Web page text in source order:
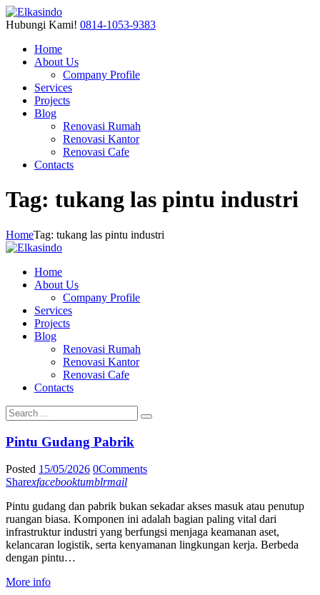
Hubungi Kami! 0814-1053-9383
Home
About Us
Company Profile
Services
Projects
Blog
Renovasi Rumah
Renovasi Kantor
Renovasi Cafe
Contacts
Tag: tukang las pintu industri
HomeTag: tukang las pintu industri
Home
About Us
Company Profile
Services
Projects
Blog
Renovasi Rumah
Renovasi Kantor
Renovasi Cafe
Contacts
Pintu Gudang Pabrik
Posted 15/05/2026 0Comments
Sharexfacebooktumblrmail
Pintu gudang dan pabrik bukan sekadar akses masuk atau penutup
ruangan biasa. Komponen ini adalah bagian paling vital dari
infrastruktur industri yang berfungsi menjaga keamanan aset,
kelancaran logistik, serta kenyamanan lingkungan kerja. Berbeda
dengan pintu…
More info